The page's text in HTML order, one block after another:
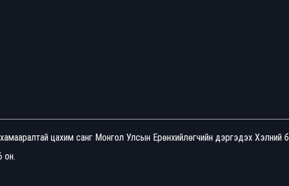
цахим санг Монгол Улсын Ерөнхийлөгчийн дэргэдэх Хэлний
он.